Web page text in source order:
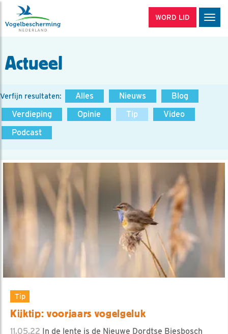
WORD LID
Actueel
Verfijn resultaten: Alles Nieuws
Blog
Verdieping
Opinie Tip
Video
Podcast
Tip
Kijktip: voorjaars vogelgeluk
11.05.22 In de lente is de Nieuwe Dordtse Biesbosch